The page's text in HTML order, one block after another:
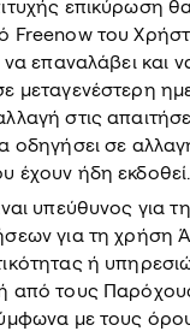
επικύρωση
Freenow του
να επαναλάβει και
μεταγενέστερη
στις
οδηγήσει σε
έχουν ήδη εκδοθεί.
υπεύθυνος για
για τη χρήση
ή
από τους
με τους